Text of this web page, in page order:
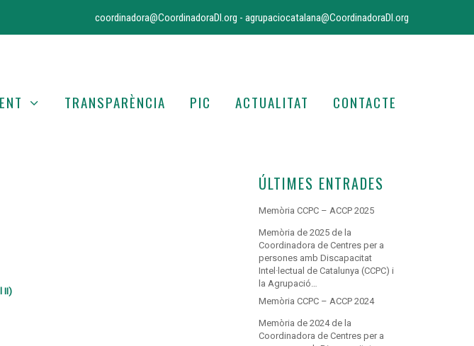
coordinadora@CoordinadoraDI.org - agrupaciocatalana@CoordinadoraDI.org
TRANSPARÈNCIA PIC ACTUALITAT CONTACTE
II)
ÚLTIMES ENTRADES
Memòria CCPC – ACCP 2025
Memòria de 2025 de la
Coordinadora de Centres per a
persones amb Discapacitat
Intel·lectual de Catalunya (CCPC) i
la Agrupació…
Memòria CCPC – ACCP 2024
Memòria de 2024 de la
Coordinadora de Centres per a